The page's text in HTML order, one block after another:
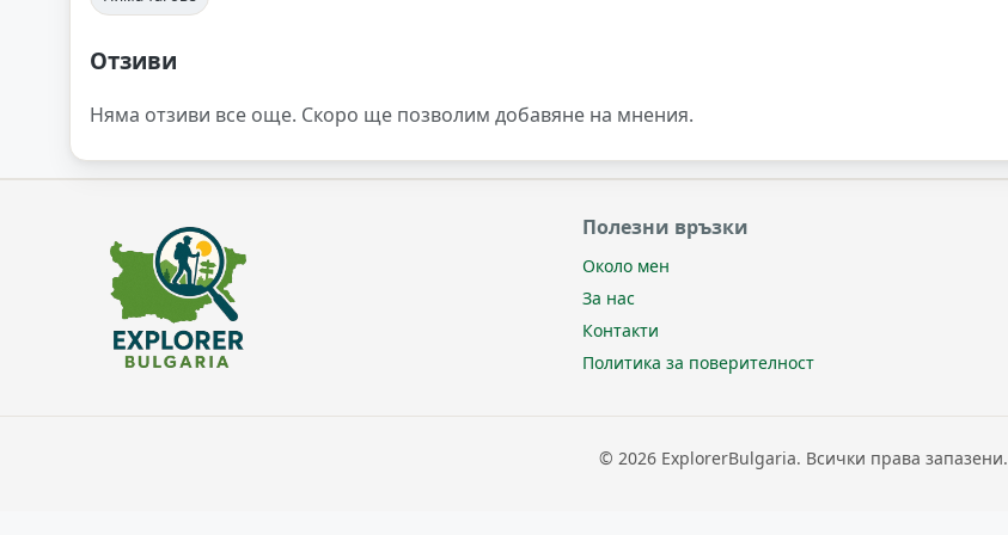
Отзиви
Няма отзиви все още. Скоро ще позволим добавяне на мнения.
Полезни връзки
Около мен
За нас
Контакти
Политика за поверителност
© 2026 ExplorerBulgaria. Всички права запазени.